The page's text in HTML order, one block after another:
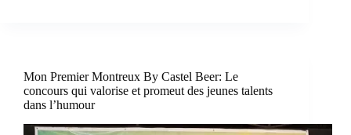
Mon Premier Montreux By Castel Beer: Le
concours qui valorise et promeut des jeunes talents
dans l’humour